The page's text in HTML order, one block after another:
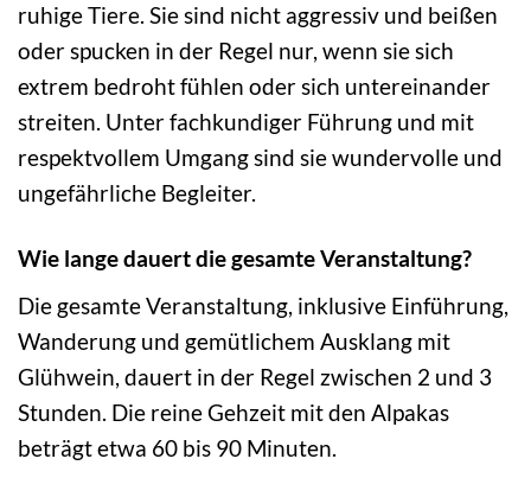
ruhige Tiere. Sie sind nicht aggressiv und beißen
oder spucken in der Regel nur, wenn sie sich
extrem bedroht fühlen oder sich untereinander
streiten. Unter fachkundiger Führung und mit
respektvollem Umgang sind sie wundervolle und
ungefährliche Begleiter.
Wie lange dauert die gesamte Veranstaltung?
Die gesamte Veranstaltung, inklusive Einführung,
Wanderung und gemütlichem Ausklang mit
Glühwein, dauert in der Regel zwischen 2 und 3
Stunden. Die reine Gehzeit mit den Alpakas
beträgt etwa 60 bis 90 Minuten.